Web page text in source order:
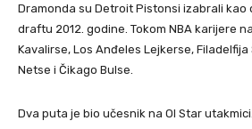
Dramonda su Detroit Pistonsi izabrali kao
draftu 2012. godine. Tokom NBA karijere
Kavalirse, Los Anđeles Lejkerse,
Netse i Čikago Bulse.
Dva puta je bio učesnik na Ol Star utakmici.